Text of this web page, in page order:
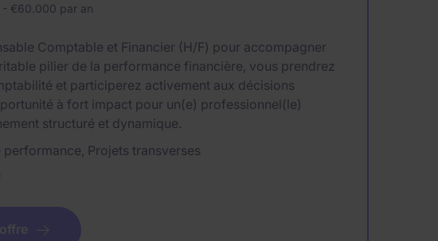
€60.000 par an
Comptable et Financier (H/F) pour accompagner
pilier de la performance financière, vous prendrez
et participerez activement aux décisions
à fort impact pour un(e) professionnel(le)
structuré et dynamique.
Projets transverses